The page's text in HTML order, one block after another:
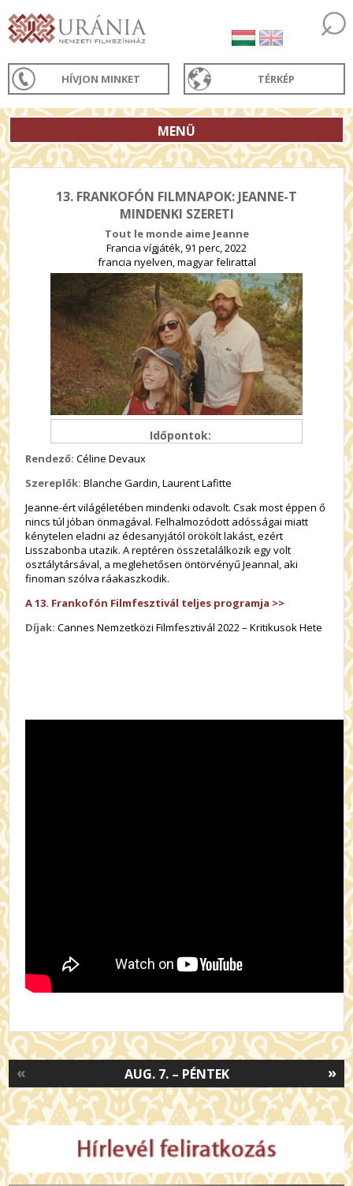
HÍVJON MINKET TÉRKÉP
MENÜ
13. FRANKOFÓN FILMNAPOK: JEANNE-T
MINDENKI SZERETI
Tout le monde aime Jeanne
Francia vígjáték, 91 perc, 2022
francia nyelven, magyar felirattal
Időpontok:
Rendező: Céline Devaux
Szereplők: Blanche Gardin, Laurent Lafitte
Jeanne-ért világéletében mindenki odavolt. Csak most éppen ő
nincs túl jóban önmagával. Felhalmozódott adósságai miatt
kénytelen eladni az édesanyjától örökölt lakást, ezért
Lisszabonba utazik. A reptéren összetalálkozik egy volt
osztálytársával, a meglehetősen öntörvényű Jeannal, aki
finoman szólva ráakaszkodik.
A 13. Frankofón Filmfesztivál teljes programja >>
Díjak: Cannes Nemzetközi Filmfesztivál 2022 – Kritikusok Hete
»
AUG. 7. – PÉNTEK
«